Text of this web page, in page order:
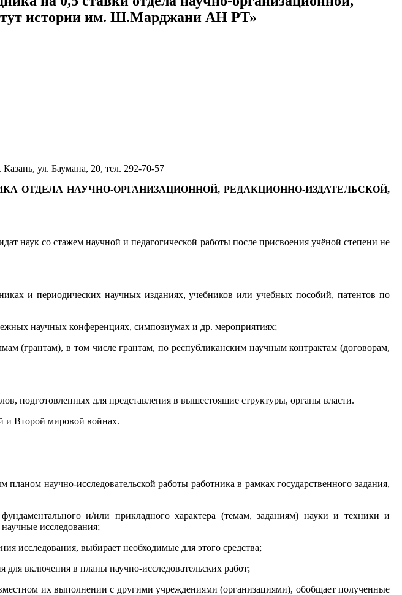
истории им. Ш.Марджани АН РТ»
ул. Баумана, 20, тел. 292-70-57
ОТДЕЛА НАУЧНО-ОРГАНИЗАЦИОННОЙ, РЕДАКЦИОННО-ИЗДАТЕЛЬСКОЙ,
наук со стажем научной и педагогической работы после присвоения учёной степени не
и периодических научных изданиях, учебников или учебных пособий, патентов по
научных конференциях, симпозиумах и др. мероприятиях;
(грантам), в том числе грантам, по республиканским научным контрактам (договорам,
подготовленных для представления в вышестоящие структуры, органы власти.
и Второй мировой войнах.
научно-исследовательской работы работника в рамках государственного задания,
и/или прикладного характера (темам, заданиям) науки и техники и
исследования;
исследования, выбирает необходимые для этого средства;
включения в планы научно-исследовательских работ;
их выполнении с другими учреждениями (организациями), обобщает полученные